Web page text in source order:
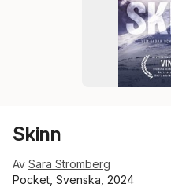
Skinn
Av Sara Strömberg
Pocket, Svenska, 2024